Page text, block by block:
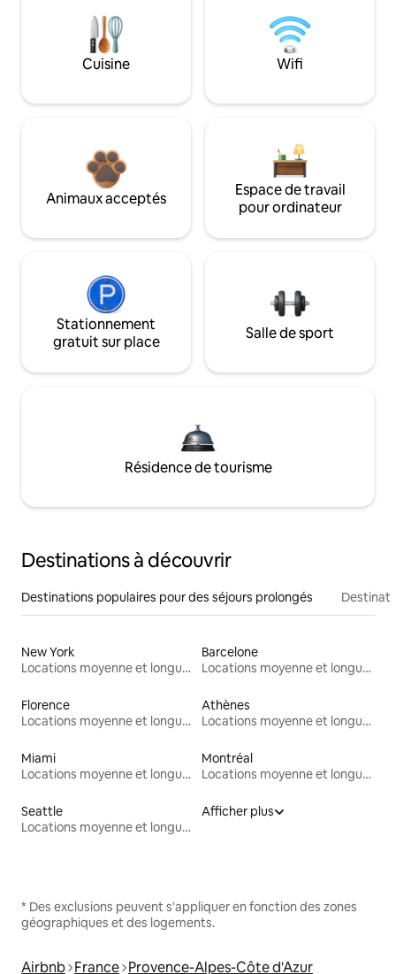
Cuisine Wifi
Animaux acceptés
Espace de travail
pour ordinateur
Stationnement
gratuit sur place
Salle de sport
Résidence de tourisme
Destinations à découvrir
Destinations populaires pour des séjours prolongés
New York
Locations moyenne et longue durée
Barcelone
Locations moyenne et longue durée
Florence
Locations moyenne et longue durée
Athènes
Locations moyenne et longue durée
Miami
Locations moyenne et longue durée
Montréal
Locations moyenne et longue durée
Seattle
Locations moyenne et longue durée
Afficher plus
* Des exclusions peuvent s'appliquer en fonction des zones
géographiques et des logements.
Airbnb France Provence-Alpes-Côte d'Azur